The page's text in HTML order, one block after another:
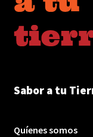
Sabor a tu
Quíenes somos